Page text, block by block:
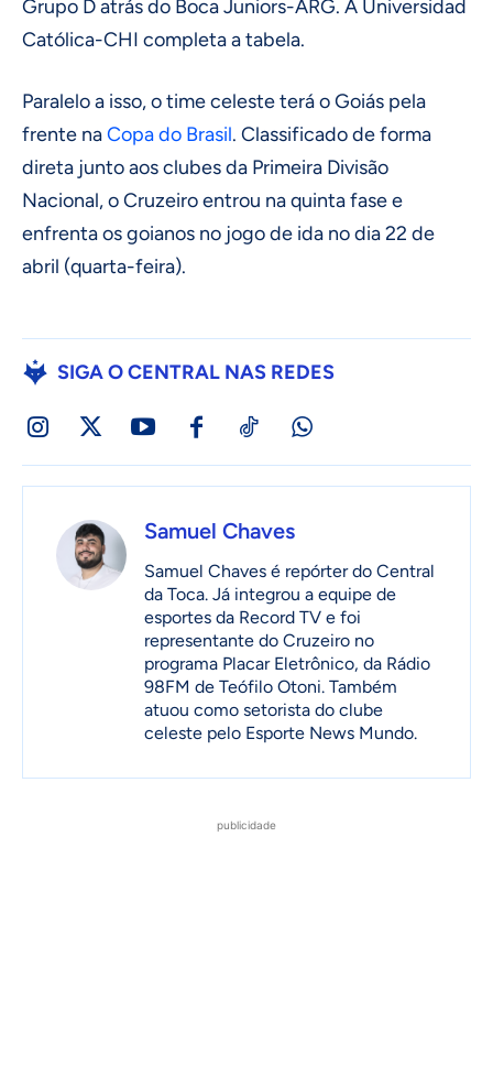
Grupo D atrás do Boca Juniors-ARG. A Universidad
Católica-CHI completa a tabela.
Paralelo a isso, o time celeste terá o Goiás pela
frente naCopa do Brasil. Classificado de forma
direta junto aos clubes da Primeira Divisão
Nacional, o Cruzeiro entrou na quinta fase e
enfrenta os goianos no jogo de ida no dia 22 de
abril (quarta-feira).
SIGA O CENTRAL NAS REDES
Samuel Chaves
Samuel Chaves é repórter do Central
da Toca. Já integrou a equipe de
esportes da Record TV e foi
representante do Cruzeiro no
programa Placar Eletrônico, da Rádio
98FM de Teófilo Otoni. Também
atuou como setorista do clube
celeste pelo Esporte News Mundo.
publicidade